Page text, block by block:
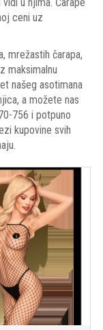
u njima. Čarape
ceni uz
mrežastih čarapa,
maksimalnu
našeg asotimana
a možete nas
756 i potpuno
kupovine svih